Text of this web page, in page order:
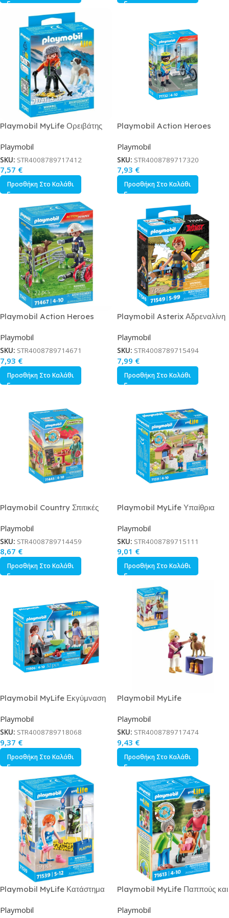
Playmobil MyLife Ορειβάτης
4-10 ετών
Playmobil
SKU: STR4008789717412
7,57 €
Προσθήκη Στο Καλάθι
Playmobil Action Heroes
Ποδήλατο για 4-10 ετών
Playmobil
SKU: STR4008789717320
7,93 €
Προσθήκη Στο Καλάθι
Playmobil Action Heroes
4-10 ετών
Playmobil
SKU: STR4008789714671
7,93 €
Προσθήκη Στο Καλάθι
Playmobil Asterix Αδρεναλίνη
Playmobil
SKU: STR4008789715494
7,99 €
Προσθήκη Στο Καλάθι
Playmobil Country Σπιτικές
Playmobil
SKU: STR4008789714459
8,67 €
Προσθήκη Στο Καλάθι
Playmobil MyLife Υπαίθρια
10 ετών
Playmobil
SKU: STR4008789715111
9,01 €
Προσθήκη Στο Καλάθι
Playmobil MyLife Εκγύμναση
ετών
Playmobil
SKU: STR4008789718068
9,37 €
Προσθήκη Στο Καλάθι
Playmobil MyLife
ετών
Playmobil
SKU: STR4008789717474
9,43 €
Προσθήκη Στο Καλάθι
Playmobil MyLife Κατάστημα
Playmobil
Playmobil MyLife Παππούς και
Playmobil